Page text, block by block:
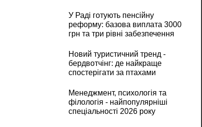
У Раді готують пенсійну
реформу: базова виплата 3000
грн та три рівні забезпечення
Новий туристичний тренд -
бердвотчінг: де найкраще
спостерігати за птахами
Менеджмент, психологія та
філологія - найпопулярніші
спеціальності 2026 року